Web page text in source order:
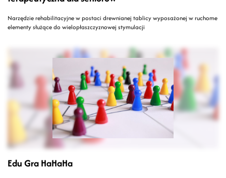
Narzędzie rehabilitacyjne w postaci drewnianej tablicy wyposażonej w ruchome
elementy służące do wielopłaszczyznowej stymulacji
Edu Gra HaHaHa